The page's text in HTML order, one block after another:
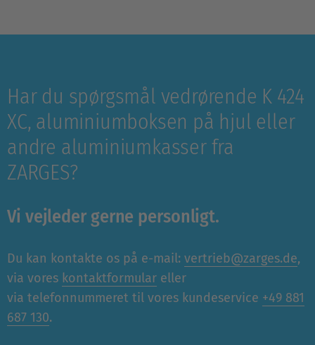
Har du spørgsmål vedrørende K 424
XC, aluminiumboksen på hjul eller
andre aluminiumkasser fra
ZARGES?
Vi vejleder gerne personligt.
Du kan kontakte os på e-mail: vertrieb@zarges.de,
via vores kontaktformular eller
via telefonnummeret til vores kundeservice +49 881
687 130.